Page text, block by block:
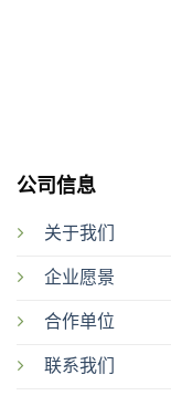
公司信息
关于我们
企业愿景
合作单位
联系我们